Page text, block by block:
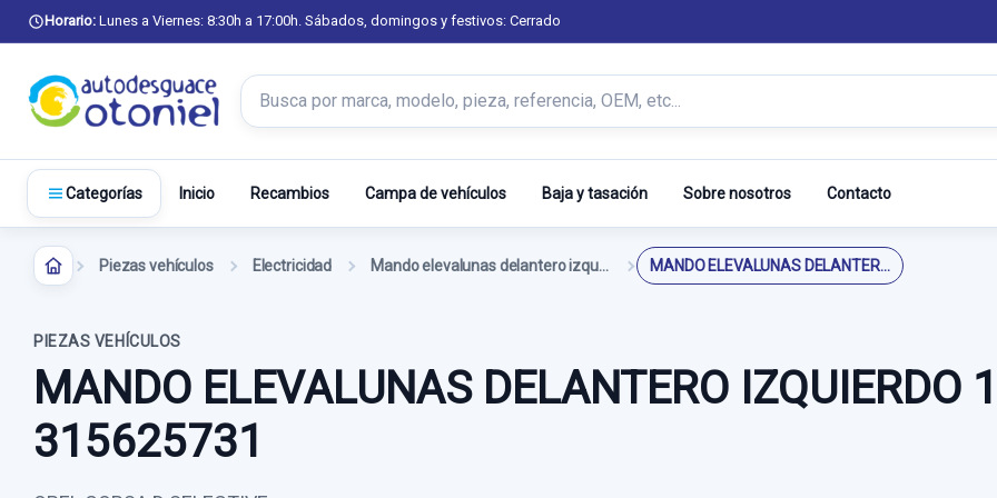
Horario: Lunes a Viernes: 8:30h a 17:00h. Sábados, domingos y festivos: Cerrado
Buscar productos
Categorías Inicio Recambios Campa de vehículos Baja y tasación Sobre nosotros Contacto
Piezas vehículos Electricidad Mando elevalunas delantero izquierdo MANDO ELEVALUNAS DELANTERO IZQUIERDO 13258521AA 315625731
PIEZAS VEHÍCULOS
MANDO ELEVALUNAS DELANTERO
315625731